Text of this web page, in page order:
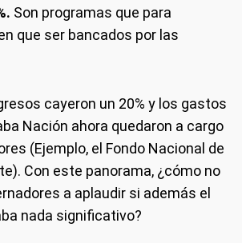
Son programas que para
que ser bancados por las
cayeron un 20% y los gastos
Nación ahora quedaron a cargo
(Ejemplo, el Fondo Nacional de
Con este panorama, ¿cómo no
a aplaudir si además el
nada significativo?